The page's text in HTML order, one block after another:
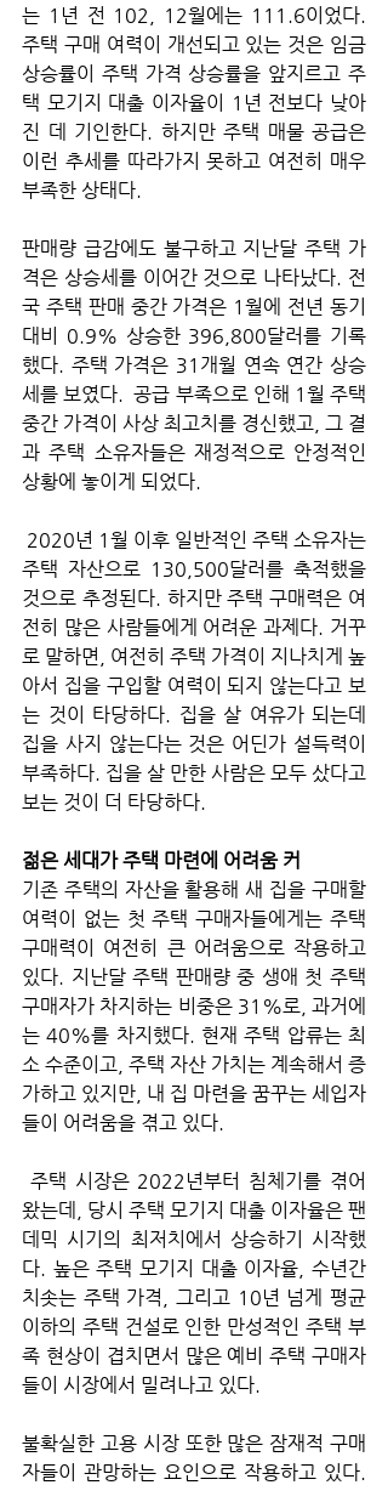
는 1년 전 102, 12월에는 111.6이었다.
주택 구매 여력이 개선되고 있는 것은 임금
상승률이 주택 가격 상승률을 앞지르고 주
택 모기지 대출 이자율이 1년 전보다 낮아
진 데 기인한다. 하지만 주택 매물 공급은
이런 추세를 따라가지 못하고 여전히 매우
부족한 상태다.
판매량 급감에도 불구하고 지난달 주택 가
격은 상승세를 이어간 것으로 나타났다. 전
국 주택 판매 중간 가격은 1월에 전년 동기
대비 0.9% 상승한 396,800달러를 기록
했다. 주택 가격은 31개월 연속 연간 상승
세를 보였다.  공급 부족으로 인해 1월 주택
중간 가격이 사상 최고치를 경신했고, 그 결
과 주택 소유자들은 재정적으로 안정적인
상황에 놓이게 되었다.
주택 자산으로 130,500달러를 축적했을
것으로 추정된다. 하지만 주택 구매력은 여
전히 많은 사람들에게 어려운 과제다. 거꾸
로 말하면, 여전히 주택 가격이 지나치게 높
아서 집을 구입할 여력이 되지 않는다고 보
는 것이 타당하다. 집을 살 여유가 되는데
집을 사지 않는다는 것은 어딘가 설득력이
부족하다. 집을 살 만한 사람은 모두 샀다고
보는 것이 더 타당하다.
젊은 세대가 주택 마련에 어려움 커
기존 주택의 자산을 활용해 새 집을 구매할
여력이 없는 첫 주택 구매자들에게는 주택
구매력이 여전히 큰 어려움으로 작용하고
있다. 지난달 주택 판매량 중 생애 첫 주택
구매자가 차지하는 비중은 31%로, 과거에
는 40%를 차지했다. 현재 주택 압류는 최
소 수준이고, 주택 자산 가치는 계속해서 증
가하고 있지만, 내 집 마련을 꿈꾸는 세입자
들이 어려움을 겪고 있다.
왔는데, 당시 주택 모기지 대출 이자율은 팬
데믹 시기의 최저치에서 상승하기 시작했
다. 높은 주택 모기지 대출 이자율, 수년간
치솟는 주택 가격, 그리고 10년 넘게 평균
이하의 주택 건설로 인한 만성적인 주택 부
족 현상이 겹치면서 많은 예비 주택 구매자
들이 시장에서 밀려나고 있다.
불확실한 고용 시장 또한 많은 잠재적 구매
자들이 관망하는 요인으로 작용하고 있다.